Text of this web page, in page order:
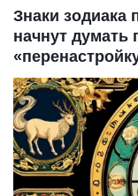
Знаки зодиака
начнут думать